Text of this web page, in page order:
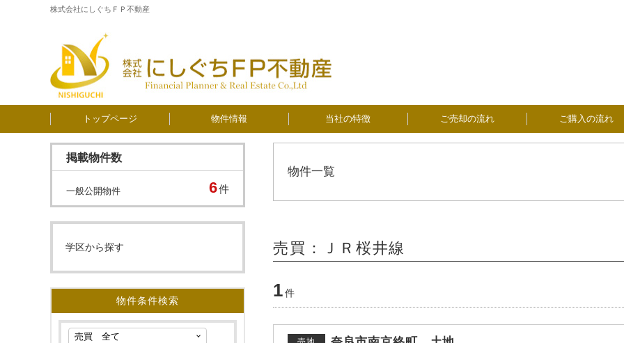
株式会社にしぐちＦＰ不動産
トップページ 物件情報 当社の特徴 ご売却の流れ ご購入の流れ
物件一覧
売買：ＪＲ桜井線
1件
掲載物件数
一般公開物件 6件
学区から探す
物件条件検索